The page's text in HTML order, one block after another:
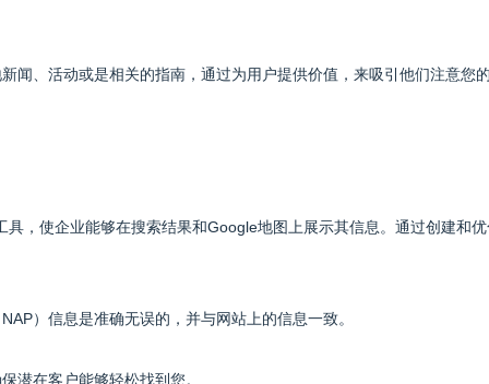
闻、活动或是相关的指南，通过为用户提供价值，来吸引他们注意您
，使企业能够在搜索结果和Google地图上展示其信息。通过创建和
）信息是准确无误的，并与网站上的信息一致。
潜在客户能够轻松找到您。